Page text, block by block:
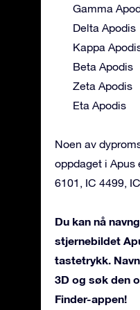
Gamma
Delta Apodis
Kappa
Beta Apodis
Zeta Apodis
Eta Apodis
Noen av
oppdaget i Apus
6101, IC 4499,
Du kan nå
stjernebildet
tastetrykk.
3D og søk den
Finder-appen!